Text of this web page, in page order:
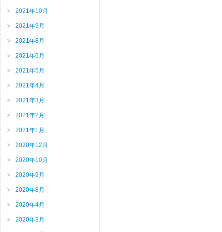
2021年10月
2021年9月
2021年8月
2021年6月
2021年5月
2021年4月
2021年3月
2021年2月
2021年1月
2020年12月
2020年10月
2020年9月
2020年8月
2020年4月
2020年3月